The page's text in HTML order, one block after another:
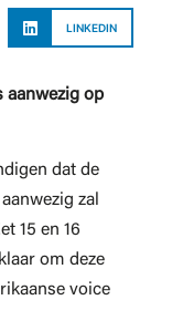
LINKEDIN
aanwezig op
dat de
zal
15 en 16
om deze
voice